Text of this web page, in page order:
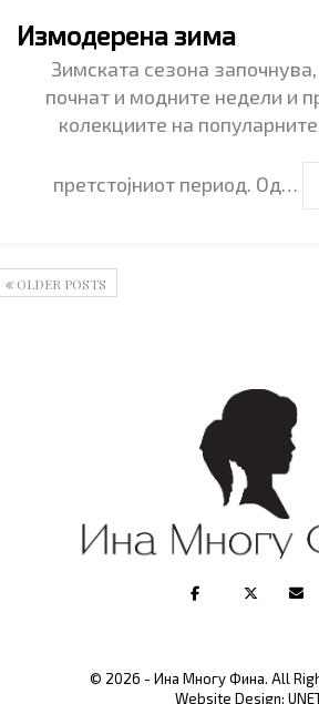
Измодерена зима
Зимската сезона започнува,
почнат и модните недели и
колекциите на
претстојниот период. Од…
OLDER POSTS
© 2026 - Ина Многу Фина. All
Website Design: